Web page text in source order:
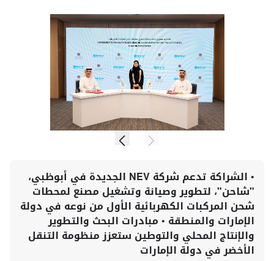
• الشراكة تدعم شركة NEV الجديدة في أبوظبي،
"شاحن"، لتطوير وصيانة وتشغيل مصنع لمحطات
شحن المركبات الكهربائية الأول من نوعه في دولة
الإمارات والمنطقة • مبادرات البحث والتطوير
والإنتاج المحلي والتوطين ستعزز منظومة التنقل
الأخضر في دولة الإمارات